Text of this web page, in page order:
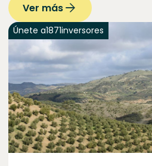
Ver más
Únete a1871inversores